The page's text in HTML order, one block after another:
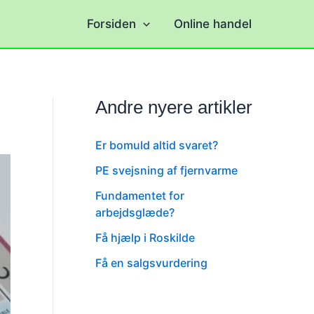
Forsiden Online handel
Andre nyere artikler
Er bomuld altid svaret?
PE svejsning af fjernvarme
Fundamentet for
arbejdsglæde?
Få hjælp i Roskilde
Få en salgsvurdering